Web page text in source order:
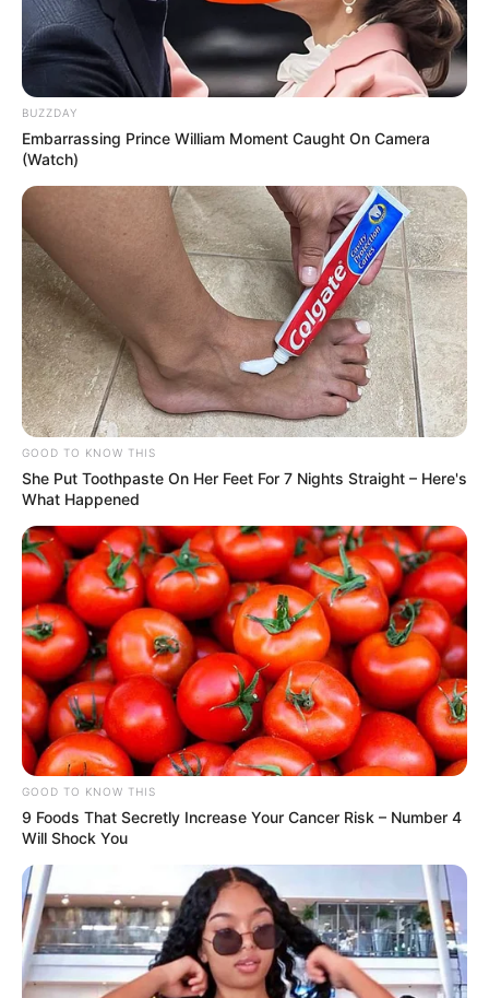
BUZZDAY
Embarrassing Prince William Moment Caught On Camera
(Watch)
GOOD TO KNOW THIS
She Put Toothpaste On Her Feet For 7 Nights Straight – Here's
What Happened
GOOD TO KNOW THIS
9 Foods That Secretly Increase Your Cancer Risk – Number 4
Will Shock You